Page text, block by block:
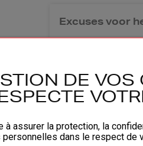
Excuses voor
contact opnemen
DE VOS
à assurer la protection, la
dans le respect de